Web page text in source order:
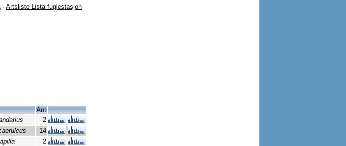
- Artsliste Lista fuglestasjon
Ant
2
14
2